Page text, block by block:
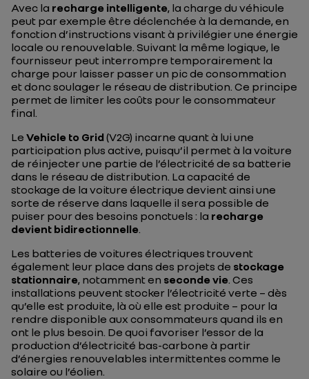
Avec la recharge intelligente, la charge du véhicule
peut par exemple être déclenchée à la demande, en
fonction d’instructions visant à privilégier une énergie
locale ou renouvelable. Suivant la même logique, le
fournisseur peut interrompre temporairement la
charge pour laisser passer un pic de consommation
et donc soulager le réseau de distribution. Ce principe
permet de limiter les coûts pour le consommateur
final.
Le Vehicle to Grid(V2G) incarne quant à lui une
participation plus active, puisqu’il permet à la voiture
de réinjecter une partie de l’électricité de sa batterie
dans le réseau de distribution. La capacité de
stockage de la voiture électrique devient ainsi une
sorte de réserve dans laquelle il sera possible de
puiser pour des besoins ponctuels : la recharge
devient bidirectionnelle.
Les batteries de voitures électriques trouvent
également leur place dans des projets de stockage
stationnaire, notamment en seconde vie. Ces
installations peuvent stocker l’électricité verte – dès
qu’elle est produite, là où elle est produite – pour la
rendre disponible aux consommateurs quand ils en
ont le plus besoin. De quoi favoriser l’essor de la
production d’électricité bas-carbone à partir
d’énergies renouvelables intermittentes comme le
solaire ou l’éolien.